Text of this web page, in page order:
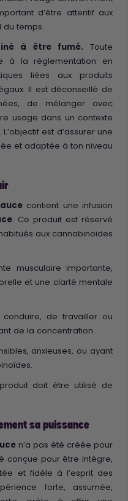
d’être attentif aux
du temps.
à être fumé. Toute
à la réglementation en
liées aux produits
Il est déconseillé de
de mélanger avec
usage dans un contexte
est d’assurer une
et adaptée à ton niveau
contient une infusion
. Ce produit est réservé
aux cannabinoïdes
musculaire importante,
et une clarté mentale
de travailler ou
de la concentration.
anxieuses, ou ayant
doit être utilisé de
sa puissance
n’a pas été créée pour
conçue pour être intègre,
et fidèle à l’esprit des
forte, assumée,